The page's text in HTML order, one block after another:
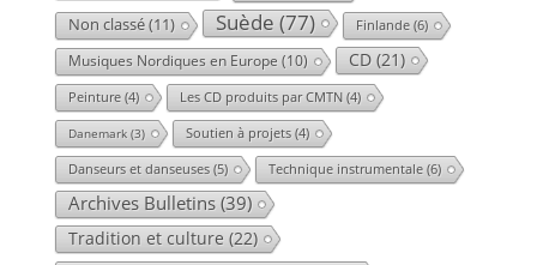
Non classé(11) Suède (77) Finlande(6)
Musiques Nordiques en Europe (10) CD(21)
Peinture(4) Les CD produits par CMTN(4)
Danemark(3) Soutien à projets(4)
Danseurs et danseuses(5) Technique instrumentale(6)
Archives Bulletins(39)
Tradition et culture (22)